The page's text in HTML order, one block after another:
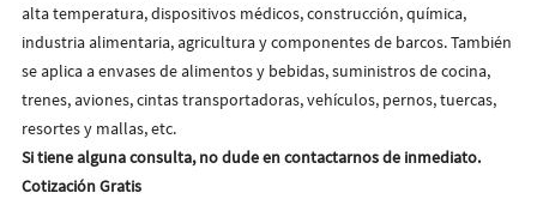
alta temperatura, dispositivos médicos, construcción, química,
industria alimentaria, agricultura y componentes de barcos.También
se aplica a envases de alimentos y bebidas, suministros de cocina,
trenes, aviones, cintas transportadoras, vehículos, pernos, tuercas,
resortes y mallas, etc.
Si tiene alguna consulta, no dude en contactarnos de inmediato.
Cotización Gratis